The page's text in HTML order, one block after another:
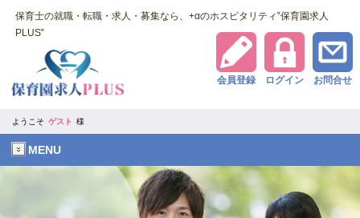
保育士の就職・転職・求人・募集なら、+αのホスピタリティ‟保育園求人
PLUS‟
会員登録 ログイン お問合せ
ようこそ ゲスト 様
MENU